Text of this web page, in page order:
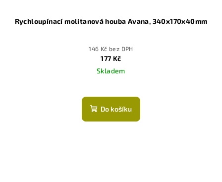
Rychloupínací molitanová houba Avana, 340x170x40mm
146 Kč bez DPH
177 Kč
Skladem
Do košíku